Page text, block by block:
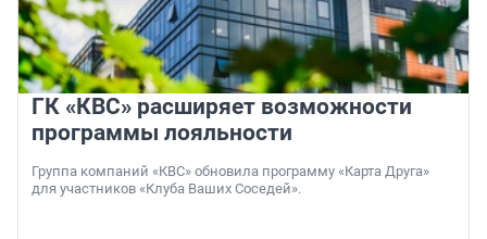
ГК «КВС» расширяет возможности
программы лояльности
Группа компаний «КВС» обновила программу «Карта Друга»
для участников «Клуба Ваших Соседей».